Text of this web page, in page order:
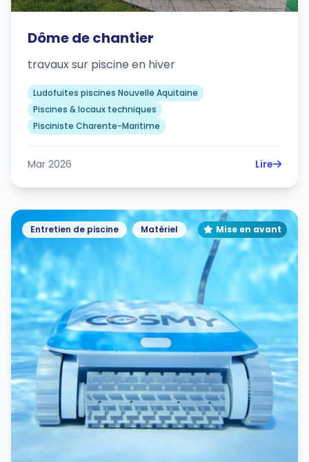
Dôme de chantier
travaux sur piscine en hiver
Ludofuites piscines Nouvelle Aquitaine
Piscines & locaux techniques
Pisciniste Charente-Maritime
Mar 2026 Lire
Entretien de piscine Matériel Mise en avant